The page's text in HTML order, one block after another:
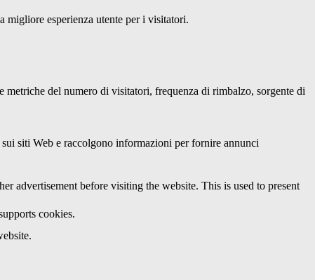
migliore esperienza utente per i visitatori.
del numero di visitatori, frequenza di rimbalzo, sorgente di
siti Web e raccolgono informazioni per fornire annunci
advertisement before visiting the website. This is used to present
cookies.